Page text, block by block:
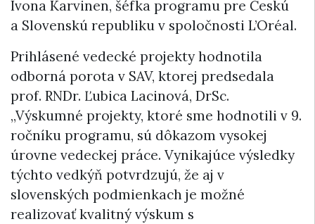
Ivona Karvinen, šéfka programu pre Českú
a Slovenskú republiku v spoločnosti L’Oréal.
Prihlásené vedecké projekty hodnotila
odborná porota v SAV, ktorej predsedala
prof. RNDr. Ľubica Lacinová, DrSc.
„Výskumné projekty, ktoré sme hodnotili v 9.
ročníku programu, sú dôkazom vysokej
úrovne vedeckej práce. Vynikajúce výsledky
týchto vedkýň potvrdzujú, že aj v
slovenských podmienkach je možné
realizovať kvalitný výskum s